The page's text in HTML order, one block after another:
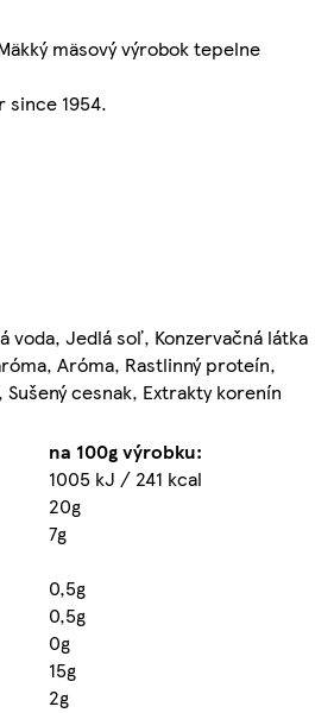
mäsový výrobok tepelne
since 1954.
voda, Jedlá soľ, Konzervačná látka
Aróma, Rastlinný proteín,
cesnak, Extrakty korenín
na 100g výrobku:
1005 kJ / 241 kcal
20g
7g
0,5g
0,5g
0g
15g
2g